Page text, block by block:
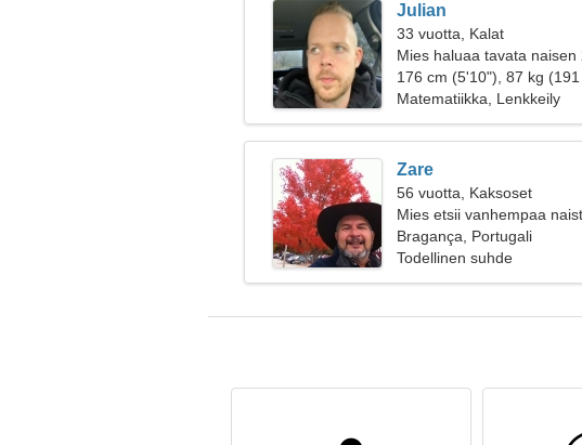
Julian
33 vuotta, Kalat
Mies haluaa tavata naisen
176 cm (5'10"), 87 kg
Matematiikka, Lenkkeily
Zare
56 vuotta, Kaksoset
Mies etsii vanhempaa
Bragança, Portugali
Todellinen suhde